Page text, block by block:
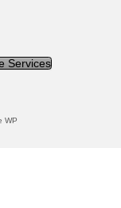
Services
WP